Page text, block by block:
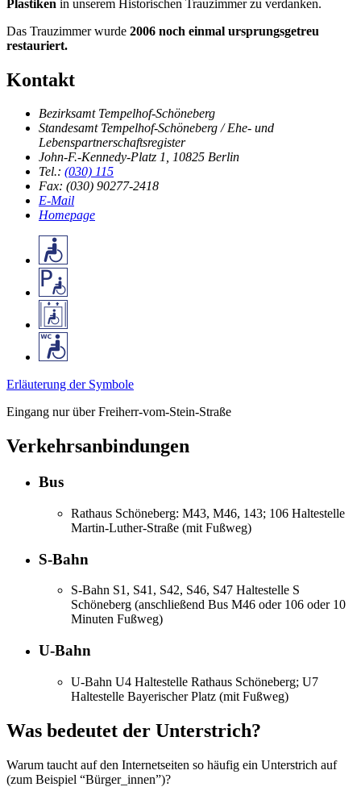
Plastiken in unserem Historischen Trauzimmer zu verdanken.
Das Trauzimmer wurde 2006 noch einmal ursprungsgetreu
restauriert.
Kontakt
Bezirksamt Tempelhof-Schöneberg
Standesamt Tempelhof-Schöneberg / Ehe- und
Lebenspartnerschaftsregister
John-F.-Kennedy-Platz 1, 10825 Berlin
Tel.: (030) 115
Fax: (030) 90277-2418
E-Mail
Homepage
Erläuterung der Symbole
Eingang nur über Freiherr-vom-Stein-Straße
Verkehrsanbindungen
Bus
Rathaus Schöneberg: M43, M46, 143; 106 Haltestelle
Martin-Luther-Straße (mit Fußweg)
S-Bahn
S-Bahn S1, S41, S42, S46, S47 Haltestelle S
Schöneberg (anschließend Bus M46 oder 106 oder 10
Minuten Fußweg)
U-Bahn
U-Bahn U4 Haltestelle Rathaus Schöneberg; U7
Haltestelle Bayerischer Platz (mit Fußweg)
Was bedeutet der Unterstrich?
Warum taucht auf den Internetseiten so häufig ein Unterstrich auf
(zum Beispiel “Bürger_innen”)?